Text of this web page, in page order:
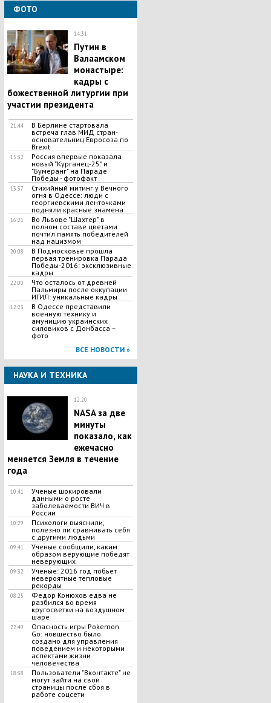
ФОТО
14:31
Путин в
Валаамском
монастыре:
кадры с
божественной литургии при
участии президента
21:44
В Берлине стартовала
встреча глав МИД стран-
основательниц Евросоза по
Brexit
15:32
Россия впервые показала
новый "Курганец-25" и
"Бумеранг" на Параде
Победы - фотофакт
13:37
Стихийный митинг у Вечного
огня в Одессе: люди с
георгиевскими ленточками
подняли красные знамена
16:21
Во Львове "Шахтер" в
полном составе цветами
почтил память победителей
над нацизмом
20:08
В Подмосковье прошла
первая тренировка Парада
Победы-2016: эксклюзивные
кадры
22:00
Что осталось от древней
Пальмиры после оккупации
ИГИЛ: уникальные кадры
12:23
В Одессе представили
военную технику и
амуницию украинских
силовиков с Донбасса –
фото
ВСЕ НОВОСТИ »
НАУКА И ТЕХНИКА
12:20
NASA за две
минуты
показало, как
ежечасно
меняется Земля в течение
года
10:41
Ученые шокировали
данными о росте
заболеваемости ВИЧ в
России
10:29
Психологи выяснили,
полезно ли сравнивать себя
с другими людьми
09:41
Ученые сообщили, каким
образом верующие победят
неверующих
09:32
Ученые: 2016 год побьет
невероятные тепловые
рекорды
08:25
Федор Конюхов едва не
разбился во время
кругосветки на воздушном
шаре
22:49
​Опасность игры Pokemon
Go: новшество было
создано для управления
поведением и некоторыми
аспектами жизни
человечества
18:38
Пользователи "Вконтакте" не
могут зайти на свои
страницы после сбоя в
работе соцсети